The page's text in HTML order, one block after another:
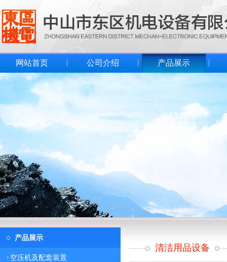
网站首页 公司介绍 产品展示
产品展示
空压机及配套装置
清洁用品设备